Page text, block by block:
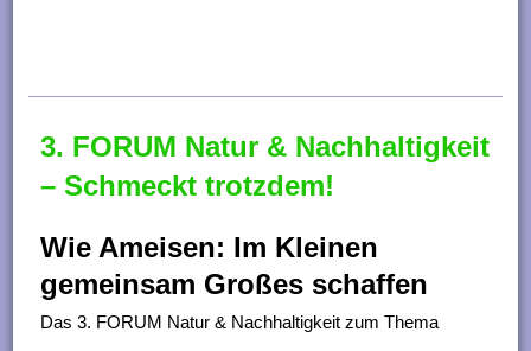
3. FORUM Natur & Nachhaltigkeit
– Schmeckt trotzdem!
Wie Ameisen: Im Kleinen
gemeinsam Großes schaffen
Das 3. FORUM Natur & Nachhaltigkeit zum Thema